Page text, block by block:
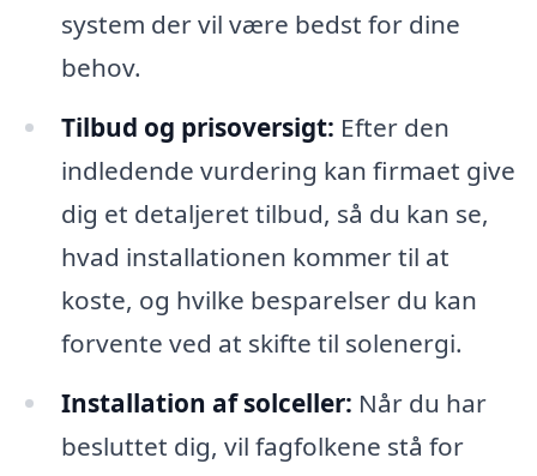
system der vil være bedst for dine
behov.
Tilbud og prisoversigt: Efter den
indledende vurdering kan firmaet give
dig et detaljeret tilbud, så du kan se,
hvad installationen kommer til at
koste, og hvilke besparelser du kan
forvente ved at skifte til solenergi.
Installation af solceller: Når du har
besluttet dig, vil fagfolkene stå for